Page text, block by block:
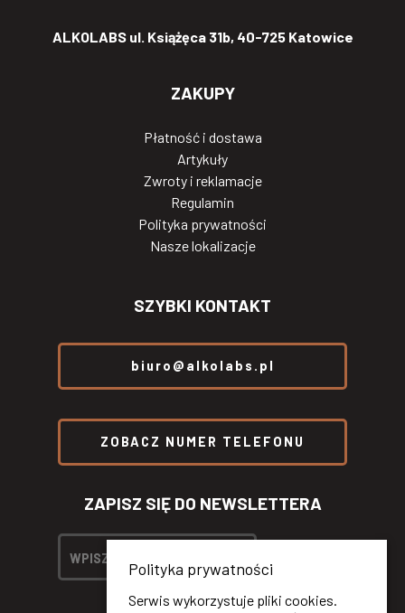
ALKOLABS ul. Książęca 31b, 40-725 Katowice
ZAKUPY
Płatność i dostawa
Artykuły
Zwroty i reklamacje
Regulamin
Polityka prywatności
Nasze lokalizacje
SZYBKI KONTAKT
biuro@alkolabs.pl
ZOBACZ NUMER TELEFONU
ZAPISZ SIĘ DO NEWSLETTERA
Polityka prywatności
Serwis wykorzystuje pliki cookies.